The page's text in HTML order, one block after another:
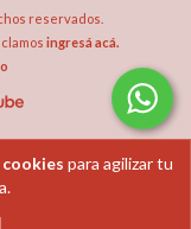
para agilizar tu
reservados.
ingresá acá.